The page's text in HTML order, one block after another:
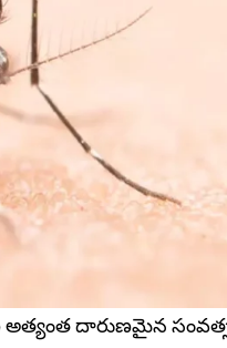
దారుణమైన